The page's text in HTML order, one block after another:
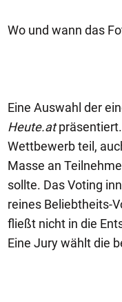
Wo und wann das
Eine Auswahl der
Heute.at
Wettbewerb teil,
Masse an
sollte. Das Voting
reines Beliebtheits-
fließt nicht in die
Eine Jury wählt die